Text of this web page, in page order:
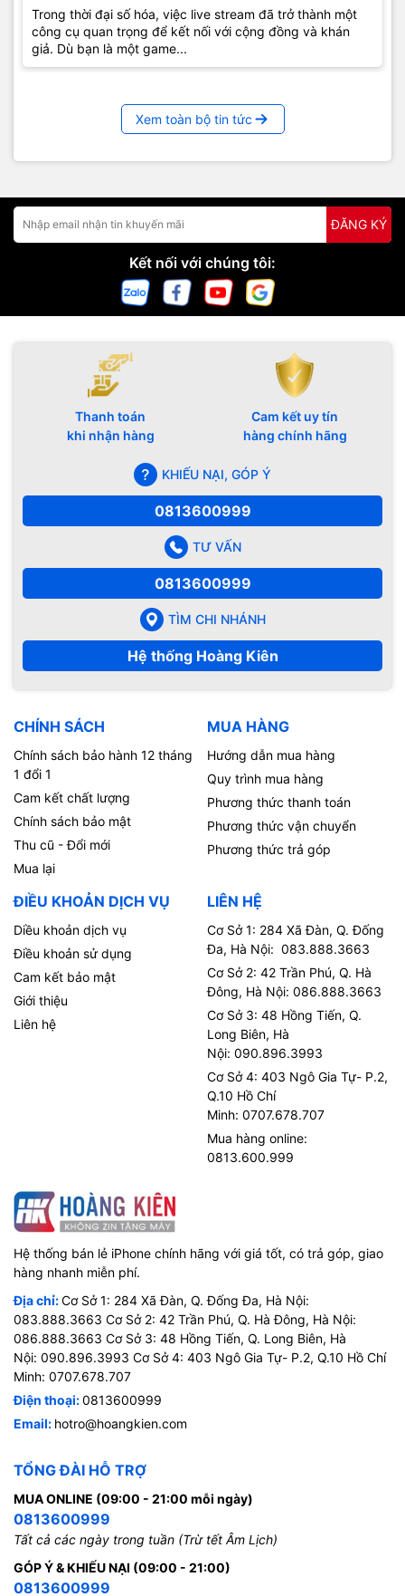
Trong thời đại số hóa, việc live stream đã trở thành một
công cụ quan trọng để kết nối với cộng đồng và khán
giả. Dù bạn là một game...
Xem toàn bộ tin tức
ĐĂNG KÝ
Kết nối với chúng tôi:
Thanh toán
khi nhận hàng
Cam kết uy tín
hàng chính hãng
KHIẾU NẠI, GÓP Ý
0813600999
TƯ VẤN
0813600999
TÌM CHI NHÁNH
Hệ thống Hoàng Kiên
CHÍNH SÁCH
Chính sách bảo hành 12 tháng
1 đổi 1
Cam kết chất lượng
Chính sách bảo mật
Thu cũ - Đổi mới
Mua lại
MUA HÀNG
Hướng dẫn mua hàng
Quy trình mua hàng
Phương thức thanh toán
Phương thức vận chuyển
Phương thức trả góp
ĐIỀU KHOẢN DỊCH VỤ
Diều khoản dịch vụ
Điều khoản sử dụng
Cam kết bảo mật
Giới thiệu
Liên hệ
LIÊN HỆ
Cơ Sở 1: 284 Xã Đàn, Q. Đống
Đa, Hà Nội: 083.888.3663
Cơ Sở 2: 42 Trần Phú, Q. Hà
Đông, Hà Nội: 086.888.3663
Cơ Sở 3: 48 Hồng Tiến, Q.
Long Biên, Hà
Nội: 090.896.3993
Cơ Sở 4: 403 Ngô Gia Tự- P.2,
Q.10 Hồ Chí
Minh: 0707.678.707
Mua hàng online:
0813.600.999
Hệ thống bán lẻ iPhone chính hãng với giá tốt, có trả góp, giao
hàng nhanh miễn phí.
Địa chỉ:Cơ Sở 1: 284 Xã Đàn, Q. Đống Đa, Hà Nội:
083.888.3663 Cơ Sở 2: 42 Trần Phú, Q. Hà Đông, Hà Nội:
086.888.3663 Cơ Sở 3: 48 Hồng Tiến, Q. Long Biên, Hà
Nội: 090.896.3993 Cơ Sở 4: 403 Ngô Gia Tự- P.2, Q.10 Hồ Chí
Minh: 0707.678.707
Điện thoại:0813600999
Email: hotro@hoangkien.com
TỔNG ĐÀI HỖ TRỢ
MUA ONLINE (09:00 - 21:00 mỗi ngày)
0813600999
Tất cả các ngày trong tuần (Trừ tết Âm Lịch)
GÓP Ý & KHIẾU NẠI (09:00 - 21:00)
0813600999